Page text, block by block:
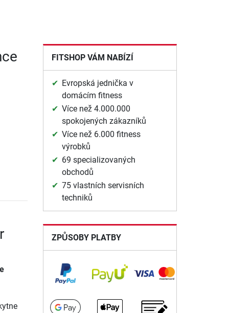
FITSHOP VÁM NABÍZÍ
Evropská jednička v
domácím fitness
Více než 4.000.000
spokojených zákazníků
Více než 6.000 fitness
výrobků
69 specializovaných
obchodů
75 vlastních servisních
techniků
ZPŮSOBY PLATBY